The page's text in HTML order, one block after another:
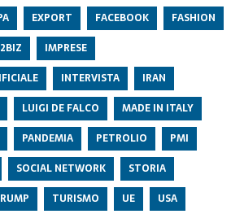
EXPORT FACEBOOK
FASHION
IMPRESE
INTERVISTA
IRAN
LUIGI DE FALCO
MADE IN ITALY
PANDEMIA PETROLIO
PMI
SOCIAL NETWORK
STORIA
TURISMO UE USA